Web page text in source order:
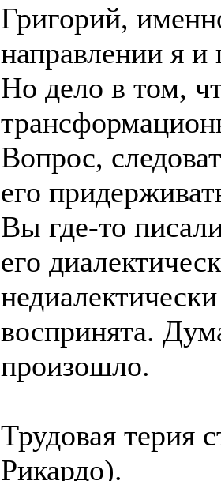
Григорий,
направлении я и
Но дело в том,
Вопрос,
его
Вы где-то
его
воспринята.
произошло.
Трудовая терия
Рикардо).